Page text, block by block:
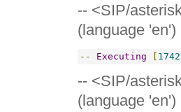
-- <SIP/
(language 'en')
-- Executing [
-- <SIP/
(language 'en')